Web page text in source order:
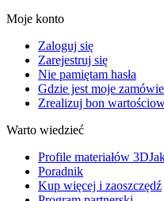
Moje konto
Zaloguj się
Zarejestruj się
Nie pamiętam hasła
Gdzie jest moje
Zrealizuj bon
Warto wiedzieć
Profile materiałów
Poradnik
Kup więcej i zaoszczędź